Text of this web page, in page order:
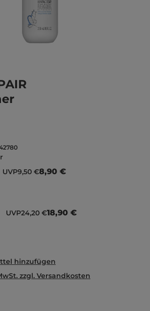
UVP9,50 €8,90 €
UVP24,20 €18,90 €
hinzufügen
zzgl. Versandkosten